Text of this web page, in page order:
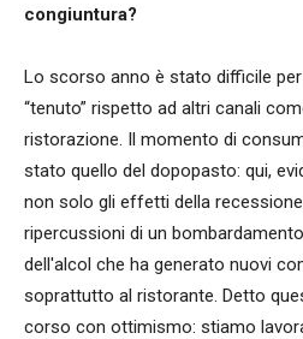
congiuntura?
Lo scorso anno è stato difficile
“tenuto” rispetto ad altri canali
ristorazione. Il momento di
stato quello del dopopasto: qui,
non solo gli effetti della
ripercussioni di un
dell'alcol che ha generato nuovi
soprattutto al ristorante. Detto
corso con ottimismo: stiamo